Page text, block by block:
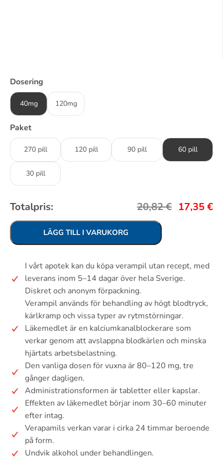
Dosering
40mg 120mg
Paket
270 pill 120 pill 90 pill 60 pill
30 pill
Totalpris: 20,82€ 17,35€
LÄGG TILL I VARUKORG
I vårt apotek kan du köpa verampil utan recept, med
leverans inom 5–14 dagar över hela Sverige.
Diskret och anonym förpackning.
Verampil används för behandling av högt blodtryck,
kärlkramp och vissa typer av rytmstörningar.
Läkemedlet är en kalciumkanalblockerare som
verkar genom att avslappna blodkärlen och minska
hjärtats arbetsbelastning.
Den vanliga dosen för vuxna är 80–120 mg, tre
gånger dagligen.
Administrationsformen är tabletter eller kapslar.
Effekten av läkemedlet börjar inom 30–60 minuter
efter intag.
Verapamils verkan varar i cirka 24 timmar beroende
på form.
Undvik alkohol under behandlingen.